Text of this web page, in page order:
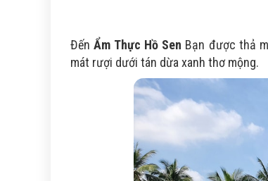
Đến Ẩm Thực Hồ Sen Bạn được thả
mát rượi dưới tán dừa xanh thơ mộng.